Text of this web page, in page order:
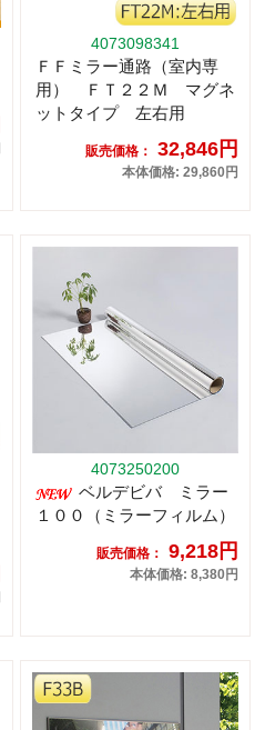
4073098341
ＦＦミラー通路（室内専
用） ＦＴ２２Ｍ マグネ
ットタイプ 左右用
販売価格： 32,846円
本体価格: 29,860円
4073250200
ベルデビバ ミラー
１００（ミラーフィルム）
販売価格： 9,218円
本体価格: 8,380円